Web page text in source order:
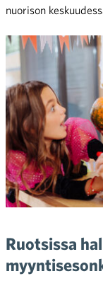
nuorison
Ruotsissa